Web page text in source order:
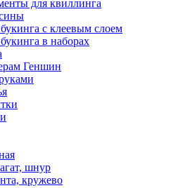
для квиллинга
с клеевым слоем
в наборах
Геншин
шнур
кружево